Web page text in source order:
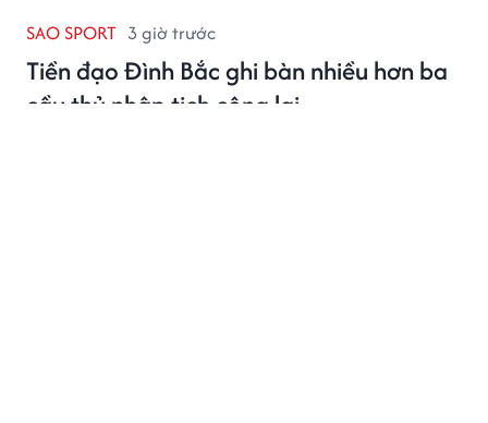
SAO SPORT 3 giờ trước
Tiền đạo Đình Bắc ghi bàn nhiều hơn ba
cầu thủ nhập tịch cộng lại